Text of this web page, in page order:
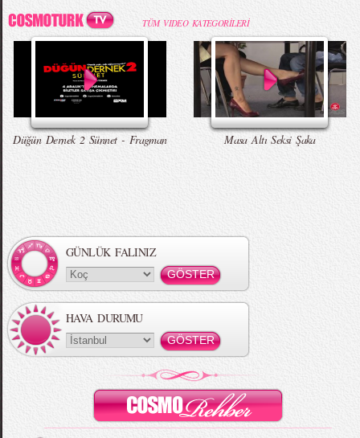
TÜM VIDEO KATEGORİLERİ
Düğün Dernek 2 Sünnet - Fragman Masa Altı Seksi Şaka
GÜNLÜK FALINIZ
HAVA DURUMU